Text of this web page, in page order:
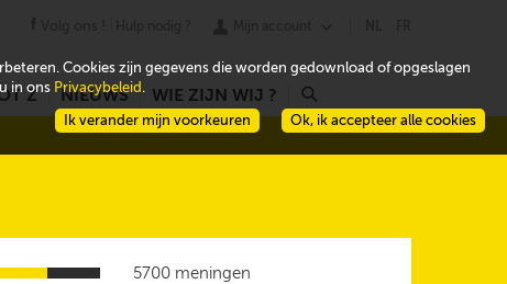
Z NIEUWS WIE ZIJN WIJ ? r
5700 meningen
Cookies zijn gegevens die worden gedownload of opgeslagen
in ons Privacybeleid .
Ok, ik accepteer alle cookies
Ik verander mijn voorkeuren